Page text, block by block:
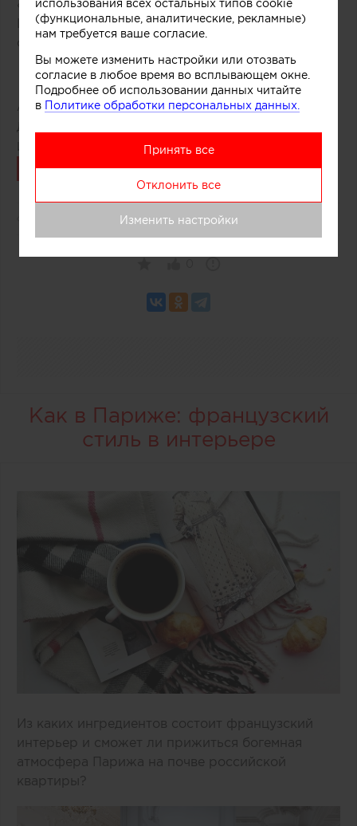
«Ланской».
Информация о Новогодней распродаже на
официальном сайте.
Автор:Тk Ланской
tk-lanskoy.ru
Связаться
0
Как в Париже: французский
стиль в интерьере
Из каких ингредиентов состоит французский
интерьер и сможет ли прижиться богемная
атмосфера Парижа на почве российской
квартиры?
использования всех остальных типов cookie
(функциональные, аналитические, рекламные)
нам требуется ваше согласие.
Вы можете изменить настройки или отозвать
согласие в любое время во всплывающем окне.
Подробнее об использовании данных читайте
в Политике обработки персональных данных.
Принять все
Отклонить все
Изменить настройки